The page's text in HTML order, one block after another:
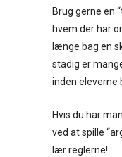
Brug gerne en
hvem der har
længe bag en
stadig er
inden eleverne
Hvis du har
ved at spille
lær reglerne!